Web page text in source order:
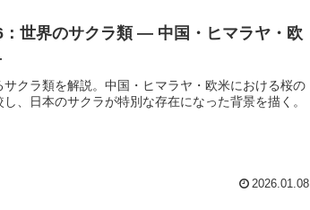
：世界のサクラ類 ― 中国・ヒマラヤ・欧
サクラ類を解説。中国・ヒマラヤ・欧米における桜の
、日本のサクラが特別な存在になった背景を描く。
2026.01.08